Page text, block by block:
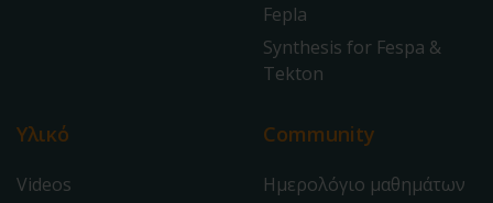
Fepla
Synthesis for Fespa &
Tekton
Υλικό
Videos
Community
Ημερολόγιο μαθημάτων